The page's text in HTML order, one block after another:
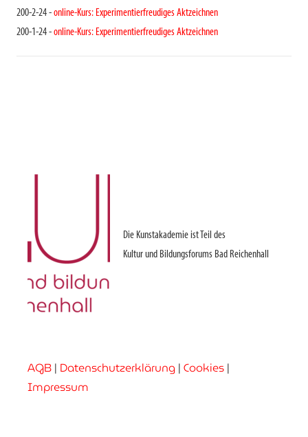
200-2-24 -online-Kurs: Experimentierfreudiges Aktzeichnen
200-1-24 -online-Kurs: Experimentierfreudiges Aktzeichnen
Die Kunstakademie ist Teil des
Kultur und Bildungsforums Bad Reichenhall
AGB | Datenschutzerklärung | Cookies |
Impressum